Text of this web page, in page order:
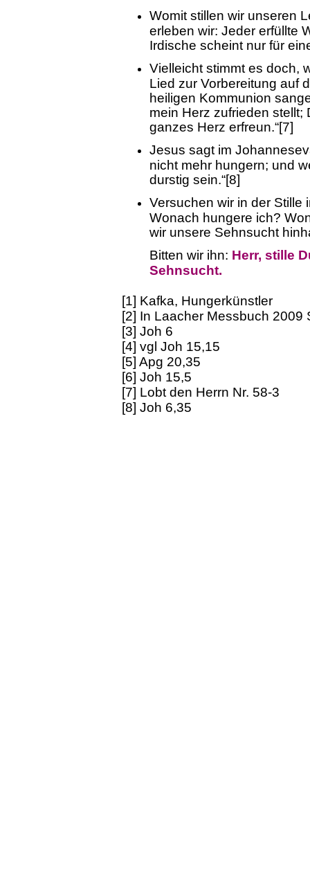
Womit stillen wir unseren
erleben wir: Jeder erfüllte
Irdische scheint nur für
Vielleicht stimmt es doch,
Lied zur Vorbereitung auf
heiligen Kommunion
mein Herz zufrieden stellt;
ganzes Herz erfreun.“[7]
Jesus sagt im
nicht mehr hungern; und
durstig sein.“[8]
Versuchen wir in der
Wonach hungere ich?
wir unsere Sehnsucht
Bitten wir ihn: Herr, stille
Sehnsucht.
[1] Kafka, Hungerkünstler
[2] In Laacher Messbuch 2009
[3] Joh 6
[4] vgl Joh 15,15
[5] Apg 20,35
[6] Joh 15,5
[7] Lobt den Herrn Nr. 58-3
[8] Joh 6,35